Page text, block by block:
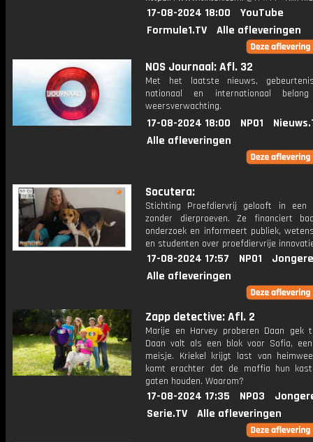
17-08-2024 18:00
YouTube
Formule1.TV
Alle afleveringen
NOS Journaal: Afl. 32
Met het laatste nieuws,
nationaal en internationaal
weersverwachting.
17-08-2024 18:00 NPO1
Alle afleveringen
Socutera:
Stichting Proefdiervrij gelooft in een
zonder dierproeven. Ze financiert
onderzoek en informeert publiek,
en studenten over proefdiervrije
17-08-2024 17:57 NPO1
Alle afleveringen
Zapp detective: Afl. 2
Marije en Harvey proberen Daan gek
Daan valt als een blok voor Sofia,
meisje. Kriekel krijgt last van
komt erachter dat de maffia hun
gaten houden. Waarom?
17-08-2024 17:35 NPO3
Serie.TV
Alle afleveringen